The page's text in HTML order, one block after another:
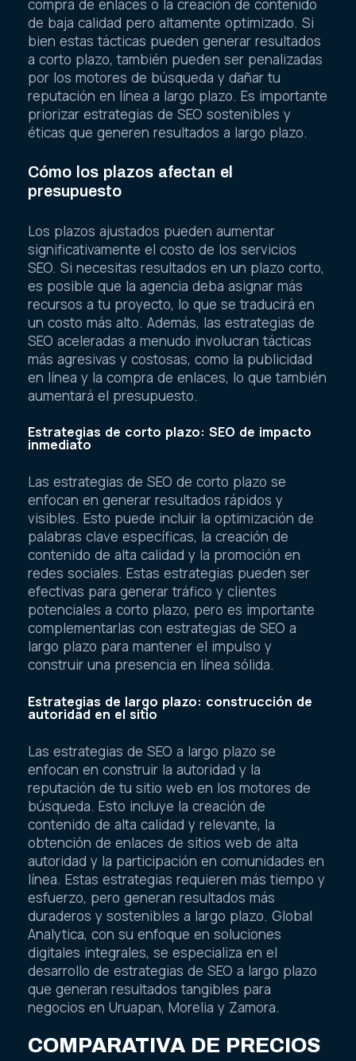
compra de enlaces o la creación de contenido
de baja calidad pero altamente optimizado. Si
bien estas tácticas pueden generar resultados
a corto plazo, también pueden ser penalizadas
por los motores de búsqueda y dañar tu
reputación en línea a largo plazo. Es importante
priorizar estrategias de SEO sostenibles y
éticas que generen resultados a largo plazo.
Cómo los plazos afectan el
presupuesto
Los plazos ajustados pueden aumentar
significativamente el costo de los servicios
SEO. Si necesitas resultados en un plazo corto,
es posible que la agencia deba asignar más
recursos a tu proyecto, lo que se traducirá en
un costo más alto. Además, las estrategias de
SEO aceleradas a menudo involucran tácticas
más agresivas y costosas, como la publicidad
en línea y la compra de enlaces, lo que también
aumentará el presupuesto.
Estrategias de corto plazo: SEO de impacto
inmediato
Las estrategias de SEO de corto plazo se
enfocan en generar resultados rápidos y
visibles. Esto puede incluir la optimización de
palabras clave específicas, la creación de
contenido de alta calidad y la promoción en
redes sociales. Estas estrategias pueden ser
efectivas para generar tráfico y clientes
potenciales a corto plazo, pero es importante
complementarlas con estrategias de SEO a
largo plazo para mantener el impulso y
construir una presencia en línea sólida.
Estrategias de largo plazo: construcción de
autoridad en el sitio
Las estrategias de SEO a largo plazo se
enfocan en construir la autoridad y la
reputación de tu sitio web en los motores de
búsqueda. Esto incluye la creación de
contenido de alta calidad y relevante, la
obtención de enlaces de sitios web de alta
autoridad y la participación en comunidades en
línea. Estas estrategias requieren más tiempo y
esfuerzo, pero generan resultados más
duraderos y sostenibles a largo plazo. Global
Analytica, con su enfoque en soluciones
digitales integrales, se especializa en el
desarrollo de estrategias de SEO a largo plazo
que generan resultados tangibles para
negocios en Uruapan, Morelia y Zamora.
COMPARATIVA DE PRECIOS